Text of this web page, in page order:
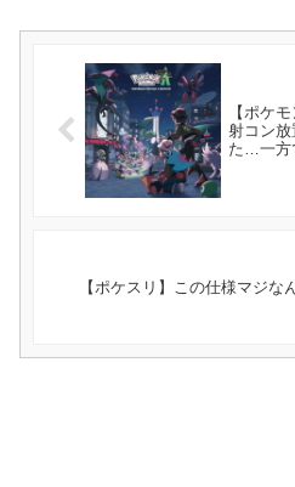
【ポケ
射コン放
た…一方
【ポケスリ】この仕様マジな